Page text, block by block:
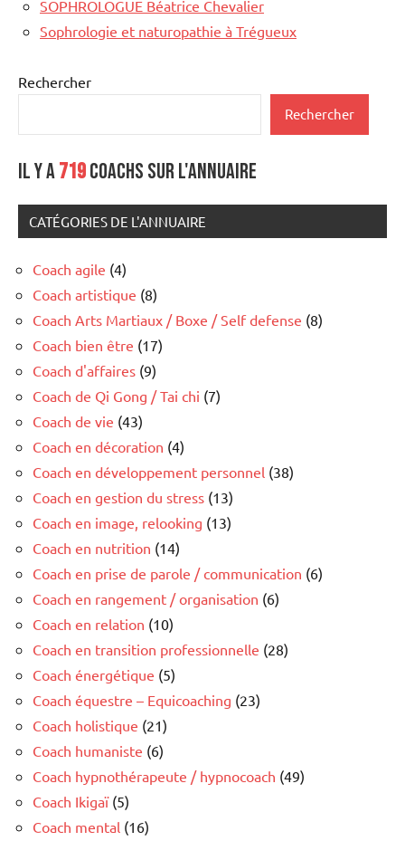
SOPHROLOGUE Béatrice Chevalier
Sophrologie et naturopathie à Trégueux
Rechercher
Rechercher
Il y a719coachs sur l'annuaire
CATÉGORIES DE L'ANNUAIRE
Coach agile (4)
Coach artistique (8)
Coach Arts Martiaux / Boxe / Self defense (8)
Coach bien être (17)
Coach d'affaires (9)
Coach de Qi Gong / Tai chi (7)
Coach de vie (43)
Coach en décoration (4)
Coach en développement personnel (38)
Coach en gestion du stress (13)
Coach en image, relooking (13)
Coach en nutrition (14)
Coach en prise de parole / communication (6)
Coach en rangement / organisation (6)
Coach en relation (10)
Coach en transition professionnelle (28)
Coach énergétique (5)
Coach équestre – Equicoaching (23)
Coach holistique (21)
Coach humaniste (6)
Coach hypnothérapeute / hypnocoach (49)
Coach Ikigaï(5)
Coach mental (16)